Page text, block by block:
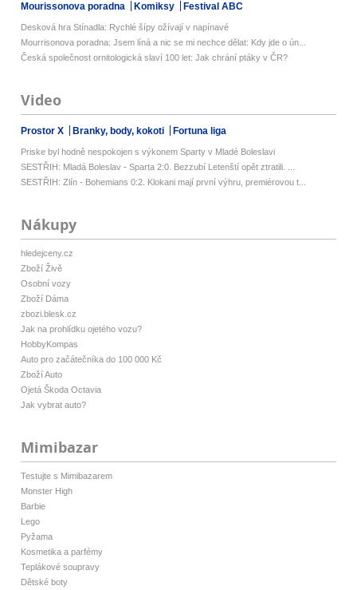
Mourissonova poradna Komiksy Festival ABC
Desková hra Stínadla: Rychlé šípy ožívají v napínavé
Mourrisonova poradna: Jsem líná a nic se mi nechce dělat: Kdy jde o ún...
Česká společnost ornitologická slaví 100 let: Jak chrání ptáky v ČR?
Video
Prostor X Branky, body, kokoti Fortuna liga
Priske byl hodně nespokojen s výkonem Sparty v Mladé Boleslavi
SESTŘIH: Mladá Boleslav - Sparta 2:0. Bezzubí Letenští opět ztratili. ...
SESTŘIH: Zlín - Bohemians 0:2. Klokani mají první výhru, premiérovou t...
Nákupy
hledejceny.cz
Zboží Živě
Osobní vozy
Zboží Dáma
zbozi.blesk.cz
Jak na prohlídku ojetého vozu?
HobbyKompas
Auto pro začátečníka do 100 000 Kč
Zboží Auto
Ojetá Škoda Octavia
Jak vybrat auto?
Mimibazar
Testujte s Mimibazarem
Monster High
Barbie
Lego
Pyžama
Kosmetika a parfémy
Teplákové soupravy
Dětské boty